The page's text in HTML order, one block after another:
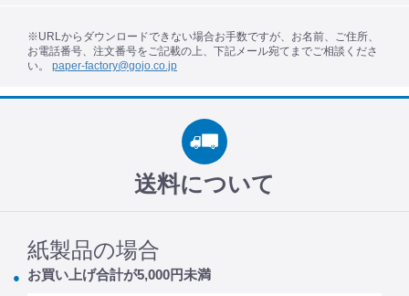
※URLからダウンロードできない場合お手数ですが、お名前、ご住所、
お電話番号、注文番号をご記載の上、下記メール宛てまでご相談くださ
い。 paper-factory@gojo.co.jp
送料について
紙製品の場合
お買い上げ合計が5,000円未満